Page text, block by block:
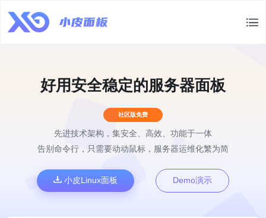
好用安全稳定的服务器面板
社区版免费
先进技术架构，集安全、高效、功能于一体
告别命令行，只需要动动鼠标，服务器运维化繁为简
小皮Linux面板 Demo演示